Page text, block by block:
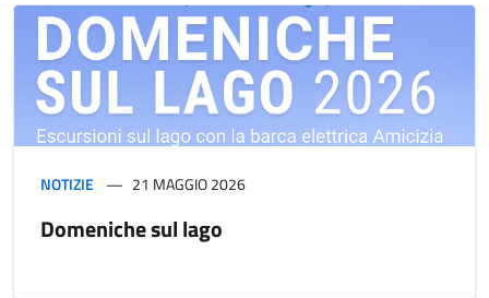
NOTIZIE 21 MAGGIO 2026
Domeniche sul lago